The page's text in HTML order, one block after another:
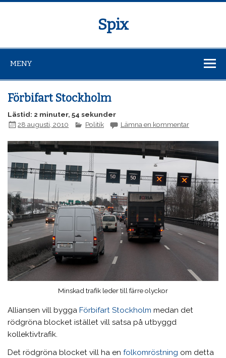
Spix
MENY
Förbifart Stockholm
Lästid: 2 minuter, 54 sekunder
28 augusti, 2010
Politik Lämna en kommentar
Minskad trafik leder till färre olyckor
Alliansen vill bygga Förbifart Stockholm medan det
rödgröna blocket istället vill satsa på utbyggd
kollektivtrafik.
Det rödgröna blocket vill ha enfolkomröstning om detta